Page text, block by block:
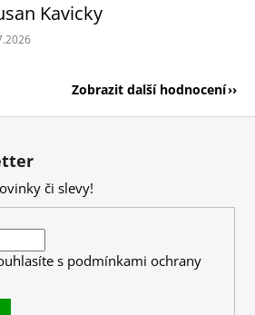
Kavicky
obchodu je 5 z 5 hvězdiček.
Zobrazit další hodnocení
či slevy!
s podmínkami ochrany